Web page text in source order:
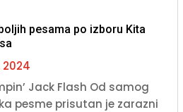
pesama po izboru Kita
2024
Jack Flash Od samog
pesme prisutan je zarazni